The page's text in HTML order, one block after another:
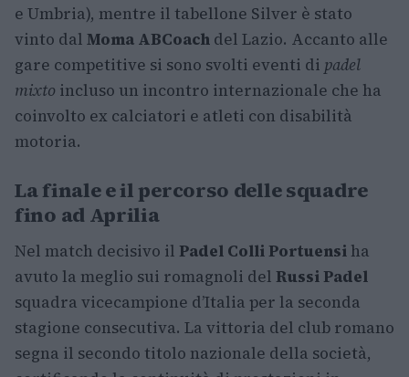
e Umbria), mentre il tabellone Silver è stato
vinto dal Moma ABCoach del Lazio. Accanto alle
gare competitive si sono svolti eventi di padel
mixto incluso un incontro internazionale che ha
coinvolto ex calciatori e atleti con disabilità
motoria.
La finale e il percorso delle squadre
fino ad Aprilia
Nel match decisivo il Padel Colli Portuensi ha
avuto la meglio sui romagnoli del Russi Padel
squadra vicecampione d’Italia per la seconda
stagione consecutiva. La vittoria del club romano
segna il secondo titolo nazionale della società,